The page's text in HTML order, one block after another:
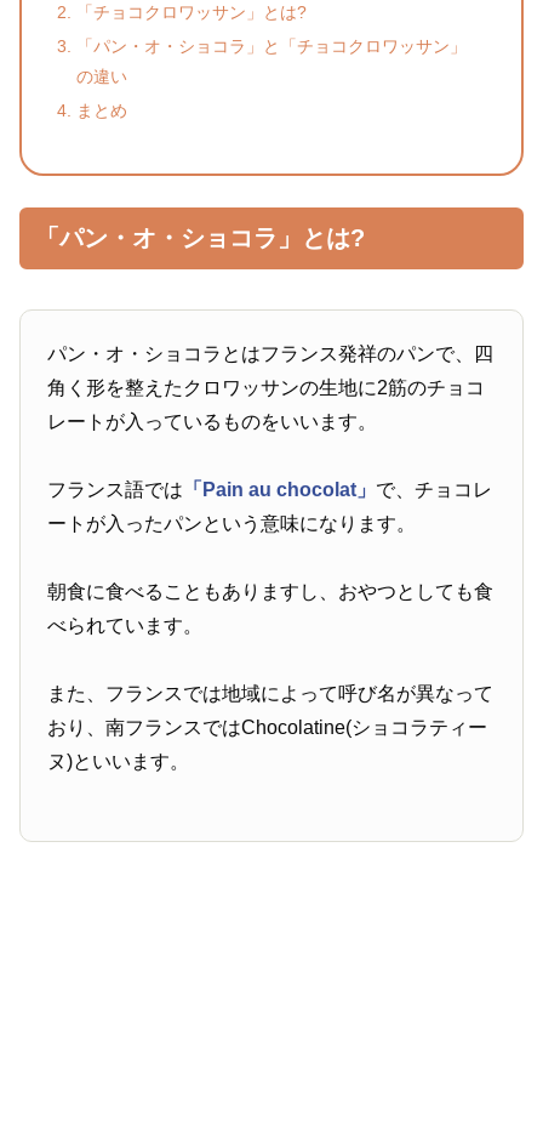
「チョコクロワッサン」とは?
「パン・オ・ショコラ」と「チョコクロワッサン」
の違い
まとめ
「パン・オ・ショコラ」とは?
パン・オ・ショコラとはフランス発祥のパンで、四
角く形を整えたクロワッサンの生地に2筋のチョコ
レートが入っているものをいいます。
フランス語では 「Pain au chocolat」 で、チョコレ
ートが入ったパンという意味になります。
朝食に食べることもありますし、おやつとしても食
べられています。
また、フランスでは地域によって呼び名が異なって
おり、南フランスではChocolatine(ショコラティー
ヌ)といいます。